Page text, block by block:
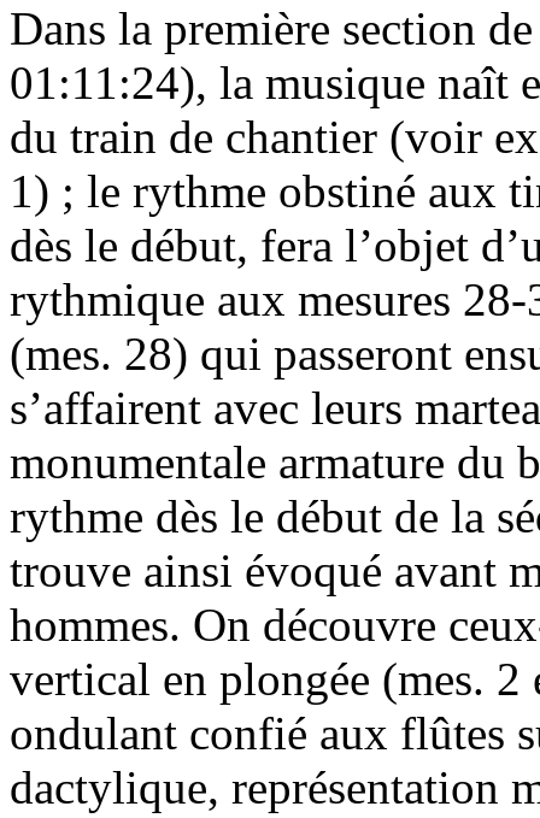
Dans la première section
01:11:24), la musique naît
du train de chantier (voir
1) ; le rythme obstiné aux
dès le début, fera l’objet
rythmique aux mesures
(mes. 28) qui passeront
s’affairent avec leurs
monumentale armature du
rythme dès le début de la
trouve ainsi évoqué avant
hommes. On découvre
vertical en plongée (mes.
ondulant confié aux flûtes
dactylique, représentation